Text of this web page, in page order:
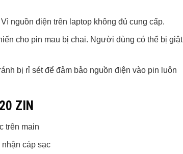
nguồn điện trên laptop không đủ cung cấp.
cho pin mau bị chai. Người dùng có thể bị giật
bị rỉ sét để đảm bảo nguồn điện vào pin luôn
ZIN
trên main
cáp sạc